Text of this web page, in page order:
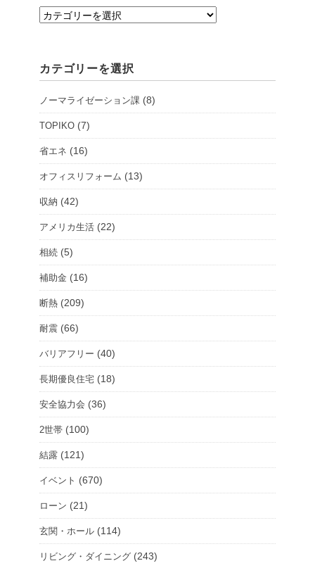
支
ョ
ル
ー
ム
を
選
択
カテゴリーを選択
ノーマライゼーション課 (8)
TOPIKO (7)
省エネ (16)
オフィスリフォーム (13)
収納 (42)
アメリカ生活 (22)
相続 (5)
補助金 (16)
断熱 (209)
耐震 (66)
バリアフリー (40)
長期優良住宅 (18)
安全協力会 (36)
2世帯 (100)
結露 (121)
イベント (670)
ローン (21)
玄関・ホール (114)
リビング・ダイニング (243)